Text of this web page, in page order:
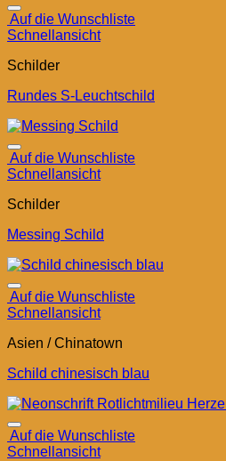
Auf die Wunschliste
Schnellansicht
Schilder
Rundes S-Leuchtschild
Auf die Wunschliste
Schnellansicht
Schilder
Messing Schild
Auf die Wunschliste
Schnellansicht
Asien / Chinatown
Schild chinesisch blau
Auf die Wunschliste
Schnellansicht